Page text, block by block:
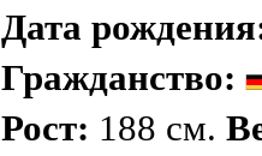
Дата
Гражданство:
Рост: 188 см.